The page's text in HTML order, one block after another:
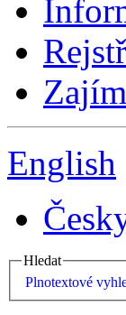
English
Hledat
Plnotextové